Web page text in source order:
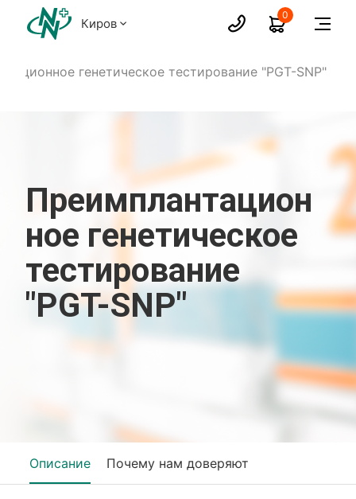
Киров
0
генетическое тестирование "PGT-SNP"
Преимплантацион
ное генетическое
тестирование
"PGT-SNP"
Описание Почему нам доверяют